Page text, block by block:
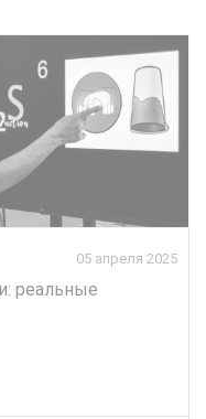
05 апреля 2025
реальные